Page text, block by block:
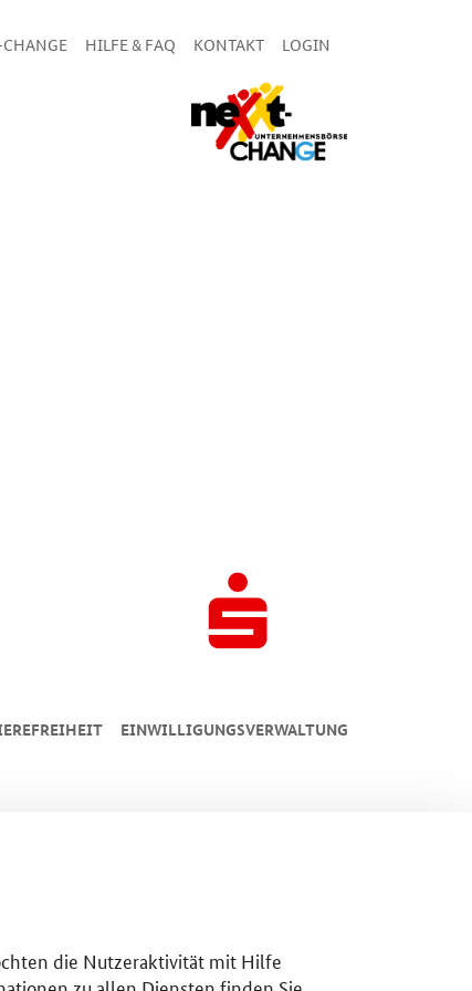
CHANGE HILFE & FAQ KONTAKT LOGIN
EINWILLIGUNGSVERWALTUNG
die Nutzeraktivität mit Hilfe